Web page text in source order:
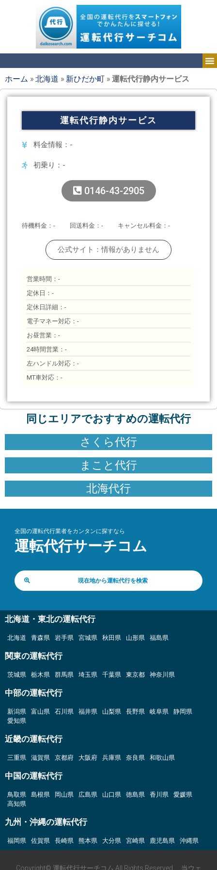
ホーム »北海道 » 新ひだか町 »運転代行静内サービス
運転代行静内サービス
料金情報：-
初乗り：-
0146-43-2905
待機料金：- 回送料金：- キャンセル料金：-
公式サイト：情報がありません
営業時間：-
定休日：-
定休日詳細：-
電子マネー対応：-
お昼営業：-
24時間営業：-
左ハンドル対応：-
MT車対応：-
同じエリアでおすすめの運転代行
さくら代行
まこと代行
北海代行
全国の運転代行業者をカンタンに探すなら
運転代行サーチコム
現在地から運転代行を検索
北海道・東北の運転代行
北海道 青森県 岩手県 宮城県 秋田県 山形県 福島県
関東の運転代行
茨城県 栃木県 群馬県 埼玉県 千葉県 東京都 神奈川県
中部の運転代行
新潟県 富山県 石川県 福井県 山梨県 長野県 岐阜県
静岡県
愛知県
近畿の運転代行
三重県 滋賀県 京都府 大阪府 兵庫県 奈良県 和歌山県
中国の運転代行
鳥取県 島根県 岡山県 広島県 山口県 徳島県 香川県
愛媛県
高知県
九州・沖縄の運転代行
福岡県 佐賀県 長崎県 熊本県 大分県 宮崎県 鹿児島県 沖縄県
Copyright© 運転代行サーチコム All Rights Reserved. 当ウェ